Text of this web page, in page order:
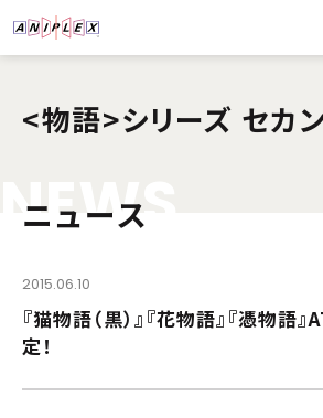
<物語>シリーズ セカ
NEWS
ニュース
2015.06.10
『猫物語（黒）』『花物語』『憑物語
定！